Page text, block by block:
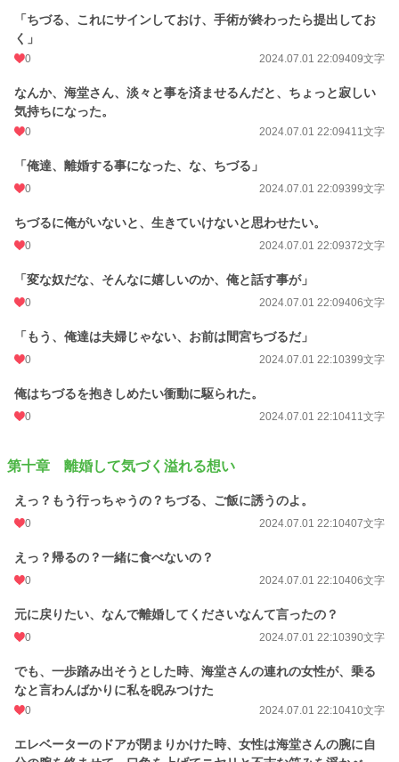
「ちづる、これにサインしておけ、手術が終わったら提出してお
く」
0 2024.07.01 22:09409文字
なんか、海堂さん、淡々と事を済ませるんだと、ちょっと寂しい
気持ちになった。
0 2024.07.01 22:09411文字
「俺達、離婚する事になった、な、ちづる」
0 2024.07.01 22:09399文字
ちづるに俺がいないと、生きていけないと思わせたい。
0 2024.07.01 22:09372文字
「変な奴だな、そんなに嬉しいのか、俺と話す事が」
0 2024.07.01 22:09406文字
「もう、俺達は夫婦じゃない、お前は間宮ちづるだ」
0 2024.07.01 22:10399文字
俺はちづるを抱きしめたい衝動に駆られた。
0 2024.07.01 22:10411文字
第十章 離婚して気づく溢れる想い
えっ？もう行っちゃうの？ちづる、ご飯に誘うのよ。
0 2024.07.01 22:10407文字
えっ？帰るの？一緒に食べないの？
0 2024.07.01 22:10406文字
元に戻りたい、なんで離婚してくださいなんて言ったの？
0 2024.07.01 22:10390文字
でも、一歩踏み出そうとした時、海堂さんの連れの女性が、乗る
なと言わんばかりに私を睨みつけた
0 2024.07.01 22:10410文字
エレベーターのドアが閉まりかけた時、女性は海堂さんの腕に自